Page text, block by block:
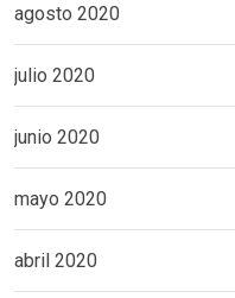
agosto 2020
julio 2020
junio 2020
mayo 2020
abril 2020